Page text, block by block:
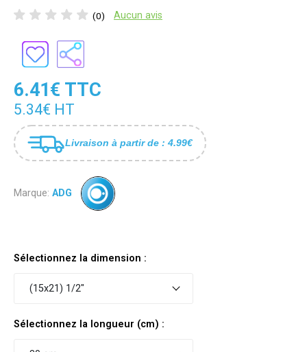
(0) Aucun avis
6.41€ TTC
5.34€ HT
Livraison à partir de : 4.99€
Marque: ADG
Sélectionnez la dimension :
(15x21) 1/2"
Sélectionnez la longueur (cm) :